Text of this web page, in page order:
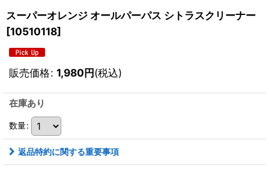
スーパーオレンジ オールパーパス シトラスクリーナー
[10510118]
販売価格: 1,980円(税込)
在庫あり
数量:
返品特約に関する重要事項